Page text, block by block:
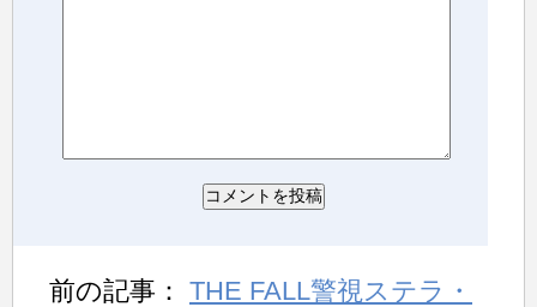
前の記事： THE FALL警視ステラ・